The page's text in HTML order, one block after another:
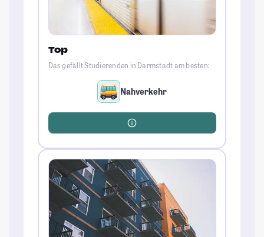
Top
Das gefällt Studierenden in Darmstadt am besten:
Nahverkehr